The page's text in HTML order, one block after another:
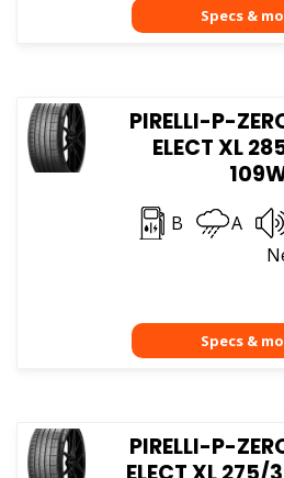
PIRELLI-P-
ELECT XL
B A
PIRELLI-P-